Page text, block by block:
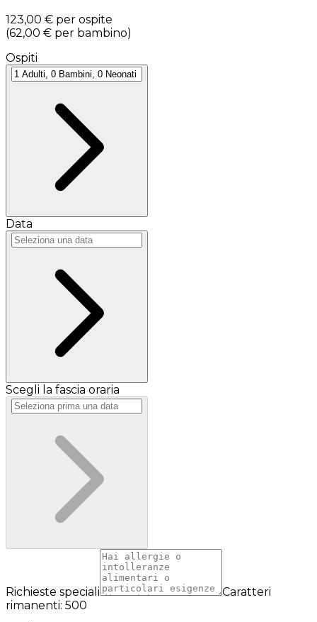
123,00 € per ospite
(62,00 € per bambino)
Ospiti
Data
Scegli la fascia oraria
Richieste speciali
Caratteri
rimanenti: 500